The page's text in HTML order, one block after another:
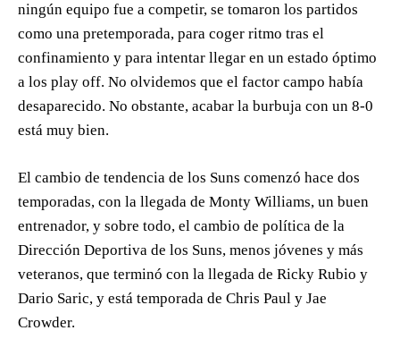
ningún equipo fue a competir, se tomaron los partidos
como una pretemporada, para coger ritmo tras el
confinamiento y para intentar llegar en un estado óptimo
a los play off. No olvidemos que el factor campo había
desaparecido. No obstante, acabar la burbuja con un 8-0
está muy bien.
El cambio de tendencia de los Suns comenzó hace dos
temporadas, con la llegada de Monty Williams, un buen
entrenador, y sobre todo, el cambio de política de la
Dirección Deportiva de los Suns, menos jóvenes y más
veteranos, que terminó con la llegada de Ricky Rubio y
Dario Saric, y está temporada de Chris Paul y Jae
Crowder.